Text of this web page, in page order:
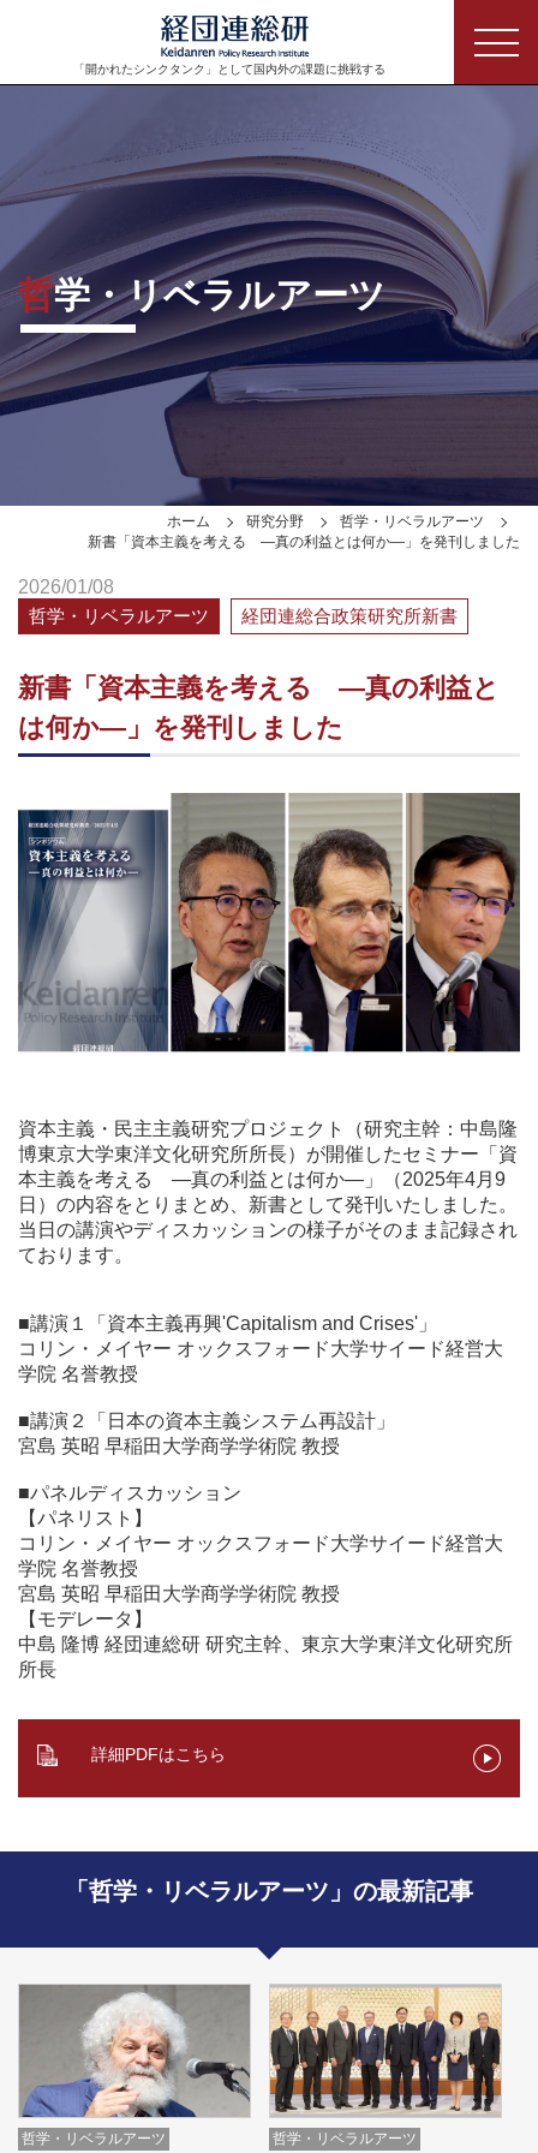
「開かれたシンクタンク」として国内外の課題に挑戦する
哲学・リベラルアーツ
ホーム 研究分野
哲学・リベラルアーツ
新書「資本主義を考える ―真の利益とは何か―」を発刊しました
2026/01/08
哲学・リベラルアーツ
経団連総合政策研究所新書
新書「資本主義を考える ―真の利益と
は何か―」を発刊しました
資本主義・民主主義研究プロジェクト（研究主幹：中島隆
博東京大学東洋文化研究所所長）が開催したセミナー「資
本主義を考える ―真の利益とは何か―」（2025年4月9
日）の内容をとりまとめ、新書として発刊いたしました。
当日の講演やディスカッションの様子がそのまま記録され
ております。
■講演１「資本主義再興'Capitalism and Crises'」
コリン・メイヤー オックスフォード大学サイード経営大
学院 名誉教授
■講演２「日本の資本主義システム再設計」
宮島 英昭 早稲田大学商学学術院 教授
■パネルディスカッション
【パネリスト】
コリン・メイヤー オックスフォード大学サイード経営大
学院 名誉教授
宮島 英昭 早稲田大学商学学術院 教授
【モデレータ】
中島 隆博 経団連総研 研究主幹、東京大学東洋文化研究所
所長
詳細PDFはこちら
「哲学・リベラルアーツ」の最新記事
哲学・リベラルアーツ 哲学・リベラルアーツ